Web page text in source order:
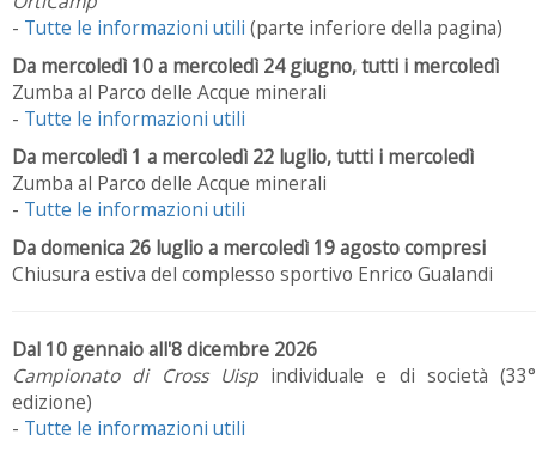
- Tutte le informazioni utili (parte inferiore della pagina)
Da mercoledì 10 a mercoledì 24 giugno, tutti i mercoledì
Zumba al Parco delle Acque minerali
- Tutte le informazioni utili
Da mercoledì 1 a mercoledì 22 luglio, tutti i mercoledì
Zumba al Parco delle Acque minerali
- Tutte le informazioni utili
Da domenica 26 luglio a mercoledì 19 agosto compresi
Chiusura estiva del complesso sportivo Enrico Gualandi
Dal 10 gennaio all'8 dicembre 2026
Campionato di Cross Uispindividuale e di società (33°
edizione)
- Tutte le informazioni utili